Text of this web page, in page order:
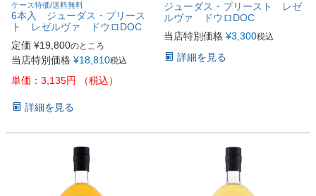
ケース特価/送料無料
6本入 ジューダス・プリース
ト レゼルヴァ ドウロDOC
定価 ¥19,800のところ
当店特別価格 ¥18,810税込
単価：3,135円 （税込）
詳細を見る
ジューダス・プリースト レゼ
ルヴァ ドウロDOC
当店特別価格 ¥3,300税込
詳細を見る